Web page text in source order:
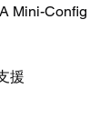
Mini-Config
援